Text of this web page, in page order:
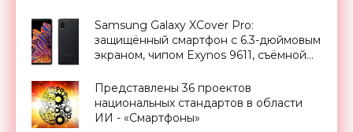
Samsung Galaxy XCover Pro:
защищённый смартфон с 6.3-дюймовым
экраном, чипом Exynos 9611, съёмной
$500 - «Смартфоны»
Представлены 36 проектов
национальных стандартов в области
ИИ - «Смартфоны»